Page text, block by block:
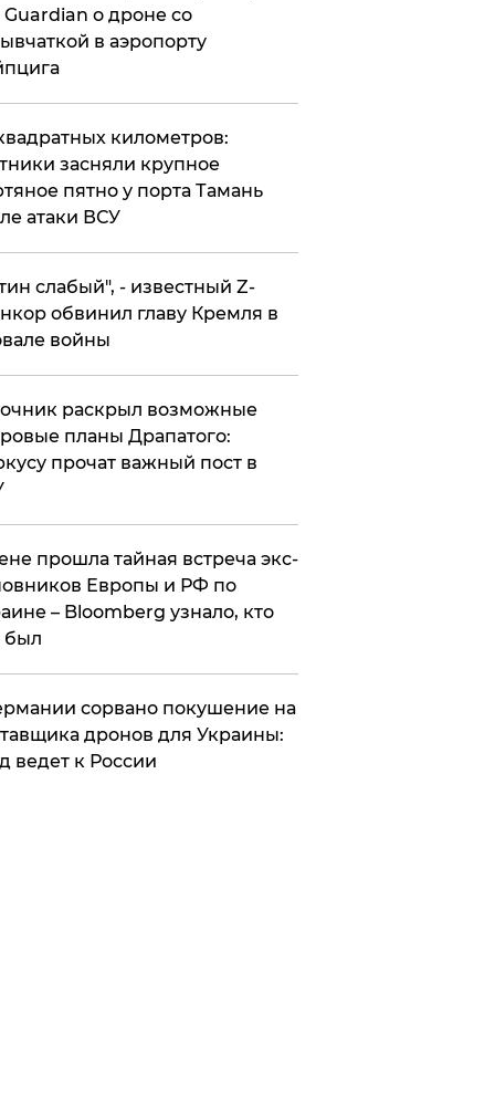
Guardian о дроне со
в аэропорту
километров:
засняли крупное
пятно у порта Тамань
атаки ВСУ
слабый", - известный Z-
обвинил главу Кремля в
войны
раскрыл возможные
планы Драпатого:
прочат важный пост в
прошла тайная встреча экс-
Европы и РФ по
– Bloomberg узнало, кто
был
сорвано покушение на
дронов для Украины:
ведет к России